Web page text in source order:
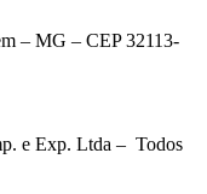
– MG – CEP 32113-
e Exp. Ltda – Todos